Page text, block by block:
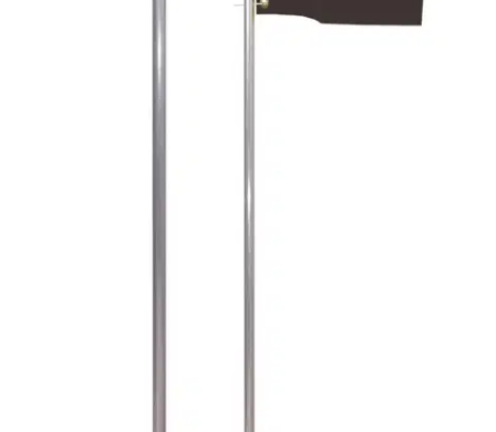
Tutustu huolella merkintäsääntöihin, väärä tai puutteellinen merkintä
sisällä lyijyä. Ei eri metallien syöpymisilmiötä, tuotteessa käytetty